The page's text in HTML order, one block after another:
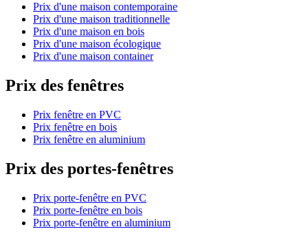
Prix d'une maison contemporaine
Prix d'une maison traditionnelle
Prix d'une maison en bois
Prix d'une maison écologique
Prix d'une maison container
Prix des fenêtres
Prix fenêtre en PVC
Prix fenêtre en bois
Prix fenêtre en aluminium
Prix des portes-fenêtres
Prix porte-fenêtre en PVC
Prix porte-fenêtre en bois
Prix porte-fenêtre en aluminium